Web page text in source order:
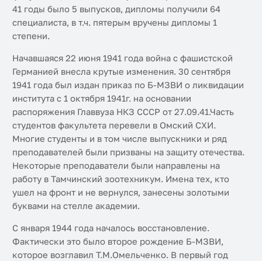
41 годы было 5 выпусков, дипломы получили 64
специалиста, в т.ч. пятерым вручены дипломы 1
степени.
Начавшаяся 22 июня 1941 года война с фашистской
Германией внесла крутые изменения. 30 сентября
1941 года был издан приказ по Б-МЗВИ о ликвидации
института с 1 октября 1941г. на основании
распоряжения Главвуза НКЗ СССР от 27.09.41.Часть
студентов факультета перевели в Омский СХИ.
Многие студенты и в том числе выпускники и ряд
преподавателей были призваны на защиту отечества.
Некоторые преподаватели были направлены на
работу в Тамчинский зоотехникум. Имена тех, кто
ушел на фронт и не вернулся, занесены золотыми
буквами на стелле академии.
С января 1944 года началось восстановление.
Фактически это было второе рождение Б-МЗВИ,
которое возглавил Т.М.Омельченко. В первый год